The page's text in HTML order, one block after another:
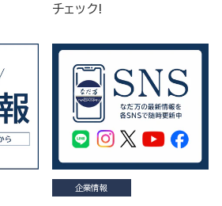
チェック!
企業情報